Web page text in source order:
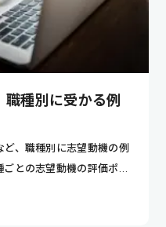
職種別に受かる例
、職種別に志望動機の例
との志望動機の評価ポイ